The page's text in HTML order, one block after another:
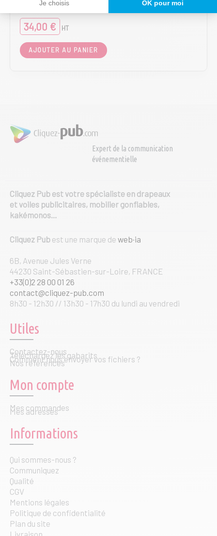
Je choisis OK pour moi
Pieu forant à visser
34,00 € HT
AJOUTER AU PANIER
Expert de la communication
événementielle
Cliquez Pub est votre spécialiste en drapeaux
et voiles publicitaires, mobilier gonflables,
kakémonos…
Cliquez Pub est une marque de web·ia
6B, Avenue Jules Verne
44230 Saint-Sébastien-sur-Loire, FRANCE
+33(0)2 28 00 01 26
contact@cliquez-pub.com
8h30 - 12h30 // 13h30 - 17h30 du lundi au vendredi
Utiles
Contactez-nous
Téléchargez les gabarits
Comment nous envoyer vos fichiers ?
Nos références
Mon compte
Mes commandes
Mes adresses
Informations
Qui sommes-nous ?
Communiquez
Qualité
CGV
Mentions légales
Politique de confidentialité
Plan du site